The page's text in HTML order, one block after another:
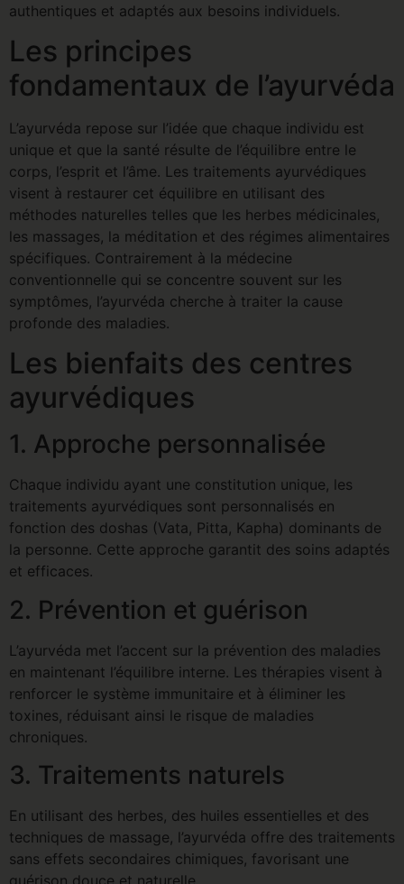
authentiques et adaptés aux besoins individuels.
Les principes
fondamentaux de l’ayurvéda
L’ayurvéda repose sur l’idée que chaque individu est
unique et que la santé résulte de l’équilibre entre le
corps, l’esprit et l’âme. Les traitements ayurvédiques
visent à restaurer cet équilibre en utilisant des
méthodes naturelles telles que les herbes médicinales,
les massages, la méditation et des régimes alimentaires
spécifiques. Contrairement à la médecine
conventionnelle qui se concentre souvent sur les
symptômes, l’ayurvéda cherche à traiter la cause
profonde des maladies.
Les bienfaits des centres
ayurvédiques
1. Approche personnalisée
Chaque individu ayant une constitution unique, les
traitements ayurvédiques sont personnalisés en
fonction des doshas (Vata, Pitta, Kapha) dominants de
la personne. Cette approche garantit des soins adaptés
et efficaces.
2. Prévention et guérison
L’ayurvéda met l’accent sur la prévention des maladies
en maintenant l’équilibre interne. Les thérapies visent à
renforcer le système immunitaire et à éliminer les
toxines, réduisant ainsi le risque de maladies
chroniques.
3. Traitements naturels
En utilisant des herbes, des huiles essentielles et des
techniques de massage, l’ayurvéda offre des traitements
sans effets secondaires chimiques, favorisant une